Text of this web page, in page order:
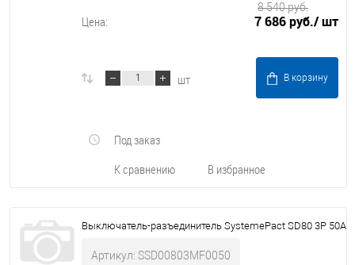
Цена: 7 686 руб./ шт
8 540 руб.
шт В корзину
К сравнению В избранное
Под заказ
Выключатель-разъединитель SystemePact SD80 3P 50A
Артикул: SSD00803MF0050